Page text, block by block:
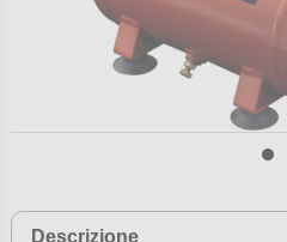
Descrizioneclick to collapse